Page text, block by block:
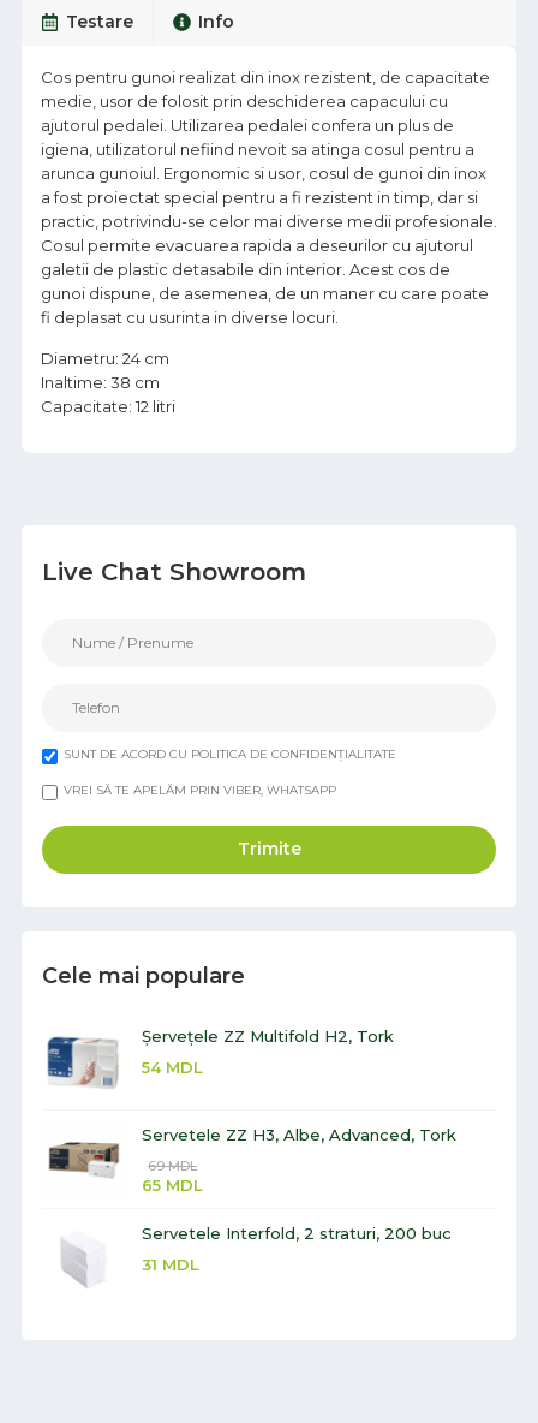
Live Chat Showroom
SUNT DE ACORD CU POLITICA DE CONFIDENȚIALITATE
VREI SĂ TE APELĂM PRIN VIBER, WHATSAPP
Trimite
Cele mai populare
Șervețele ZZ Multifold H2, Tork
54 MDL
Servetele ZZ H3, Albe, Advanced, Tork
69MDL
65 MDL
Servetele Interfold, 2 straturi, 200 buc
31 MDL
Testare Info
Cos pentru gunoi realizat din inox rezistent, de capacitate
medie, usor de folosit prin deschiderea capacului cu
ajutorul pedalei. Utilizarea pedalei confera un plus de
igiena, utilizatorul nefiind nevoit sa atinga cosul pentru a
arunca gunoiul. Ergonomic si usor, cosul de gunoi din inox
a fost proiectat special pentru a fi rezistent in timp, dar si
practic, potrivindu-se celor mai diverse medii profesionale.
Cosul permite evacuarea rapida a deseurilor cu ajutorul
galetii de plastic detasabile din interior. Acest cos de
gunoi dispune, de asemenea, de un maner cu care poate
fi deplasat cu usurinta in diverse locuri.
Diametru: 24 cm
Inaltime: 38 cm
Capacitate: 12 litri